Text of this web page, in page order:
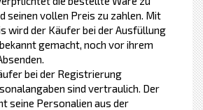
seinen vollen Preis zu zahlen. Mit
wird der Käufer bei der Ausfüllung
gemacht, noch vor ihrem
bei der Registrierung
sind vertraulich. Der
seine Personalien aus der